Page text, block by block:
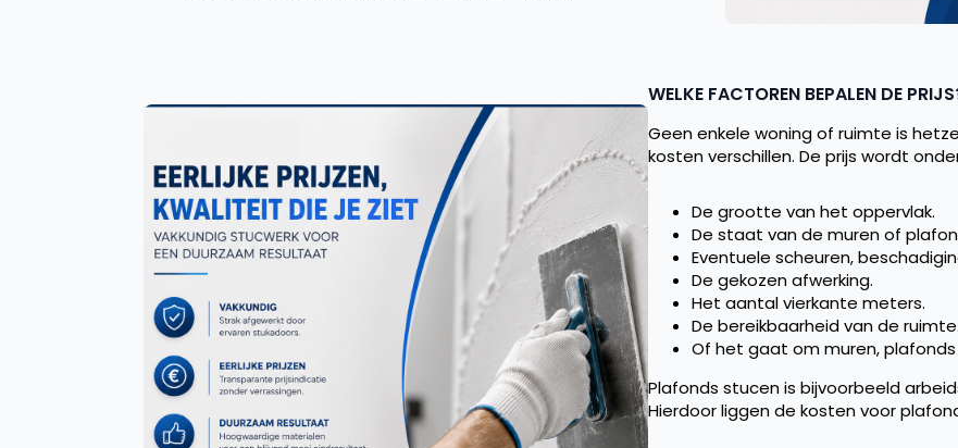
WELKE FACTOREN BEPALEN DE
Geen enkele woning of ruimte is
kosten verschillen. De prijs wordt
De grootte van het oppervlak.
De staat van de muren of
Eventuele scheuren,
De gekozen afwerking.
Het aantal vierkante meters.
De bereikbaarheid van de ruimte.
Of het gaat om muren,
Plafonds stucen is bijvoorbeeld
Hierdoor liggen de kosten voor